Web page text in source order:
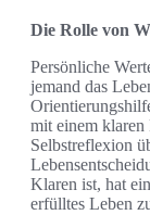
Die Rolle von
Persönliche
jemand das
mit einem klaren
Selbstreflexion
Klaren ist, hat
erfülltes Leben